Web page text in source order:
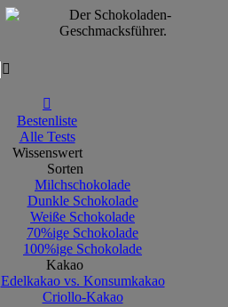


Bestenliste
Alle Tests
Wissenswert
Sorten
Milchschokolade
Dunkle Schokolade
Weiße Schokolade
70%ige Schokolade
100%ige Schokolade
Kakao
Edelkakao vs. Konsumkakao
Criollo-Kakao